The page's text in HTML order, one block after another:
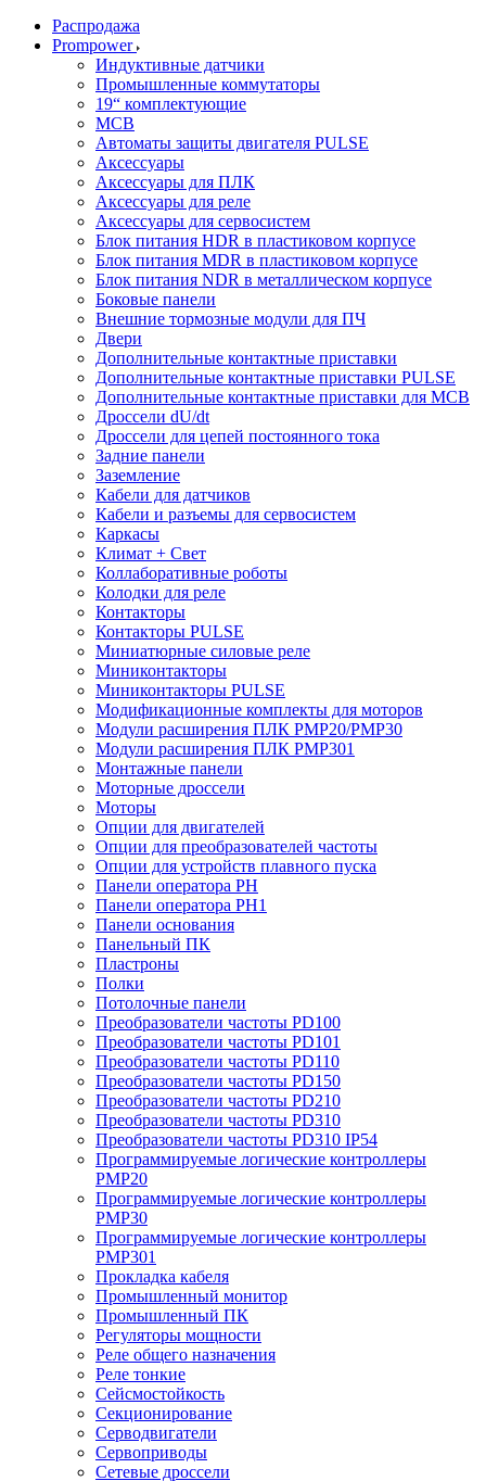
Распродажа
Prompower
Индуктивные датчики
Промышленные коммутаторы
19“ комплектующие
MCB
Автоматы защиты двигателя PULSE
Аксессуары
Аксессуары для ПЛК
Аксессуары для реле
Аксессуары для сервосистем
Блок питания HDR в пластиковом корпусе
Блок питания MDR в пластиковом корпусе
Блок питания NDR в металлическом корпусе
Боковые панели
Внешние тормозные модули для ПЧ
Двери
Дополнительные контактные приставки
Дополнительные контактные приставки PULSE
Дополнительные контактные приставки для MCB
Дроссели dU/dt
Дроссели для цепей постоянного тока
Задние панели
Заземление
Кабели для датчиков
Кабели и разъемы для сервосистем
Каркасы
Климат + Свет
Коллаборативные роботы
Колодки для реле
Контакторы
Контакторы PULSE
Миниатюрные силовые реле
Миниконтакторы
Миниконтакторы PULSE
Модификационные комплекты для моторов
Модули расширения ПЛК PMP20/PMP30
Модули расширения ПЛК PMP301
Монтажные панели
Моторные дроссели
Моторы
Опции для двигателей
Опции для преобразователей частоты
Опции для устройств плавного пуска
Панели оператора PH
Панели оператора PH1
Панели основания
Панельный ПК
Пластроны
Полки
Потолочные панели
Преобразователи частоты PD100
Преобразователи частоты PD101
Преобразователи частоты PD110
Преобразователи частоты PD150
Преобразователи частоты PD210
Преобразователи частоты PD310
Преобразователи частоты PD310 IP54
Программируемые логические контроллеры
PMP20
Программируемые логические контроллеры
PMP30
Программируемые логические контроллеры
PMP301
Прокладка кабеля
Промышленный монитор
Промышленный ПК
Регуляторы мощности
Реле общего назначения
Реле тонкие
Сейсмостойкость
Секционирование
Серводвигатели
Сервоприводы
Сетевые дроссели